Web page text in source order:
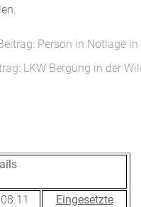
Eingesetzte
Person in Notlage
LKW Bergung in der